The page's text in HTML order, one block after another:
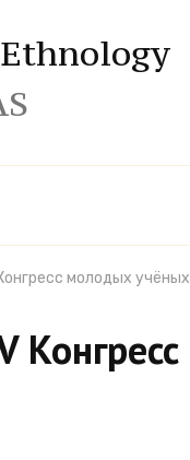
молодых учёных
Конгресс